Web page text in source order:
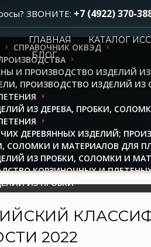
ЗВОНИТЕ: +7 (4922) 370-
ГЛАВНАЯ КАТАЛОГ
БЛОГ
СПРАВОЧНИК ОКВЭД
И ПРОИЗВОДСТВО ИЗДЕЛИЙ ИЗ
ПРОИЗВОДСТВО ИЗДЕЛИЙ
ИЗ ДЕРЕВА, ПРОБКИ,
ДЕРЕВЯННЫХ ИЗДЕЛИЙ;
СОЛОМКИ И МАТЕРИАЛОВ ДЛЯ
ИЗ ПРОБКИ, СОЛОМКИ И
КОРЗИНОЧНЫХ И
ИЗ ПРОБКИ
2022